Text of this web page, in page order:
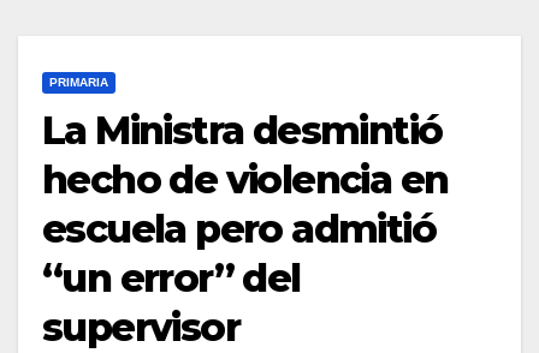
PRIMARIA
La Ministra desmintió
hecho de violencia en
escuela pero admitió
“un error” del
supervisor